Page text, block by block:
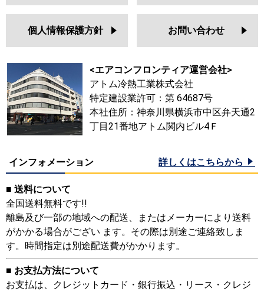
個人情報保護方針 お問い合わせ
<エアコンフロンティア運営会社>
アトム冷熱工業株式会社
特定建設業許可：第 64687号
本社住所：神奈川県横浜市中区弁天通2
丁目21番地アトム関内ビル4Ｆ
インフォメーション 詳しくはこちらから
■ 送料について
全国送料無料です!!
離島及び一部の地域への配送、またはメーカーにより送料
がかかる場合がござい ます。その際は別途ご連絡致しま
す。時間指定は別途配送費がかかります。
■ お支払方法について
お支払は、クレジットカード・銀行振込・リース・クレジ